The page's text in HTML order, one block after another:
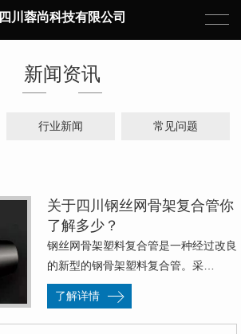
四川蓉尚科技有限公司
新闻资讯
行业新闻 常见问题
关于四川钢丝网骨架复合管你
了解多少？
钢丝网骨架塑料复合管是一种经过改良
的新型的钢骨架塑料复合管。采…
了解详情